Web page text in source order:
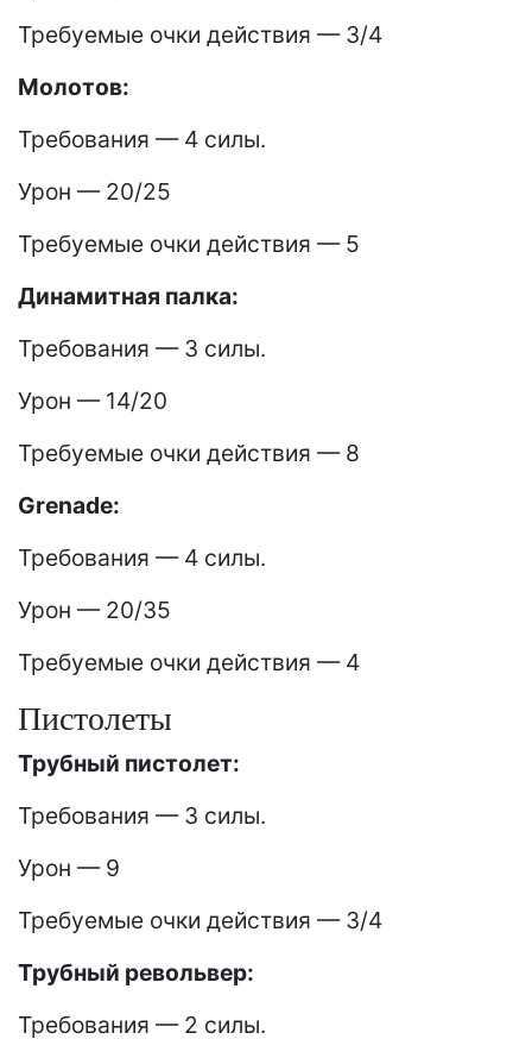
Требуемые очки действия — 3/4
Молотов:
Требования — 4 силы.
Урон — 20/25
Требуемые очки действия — 5
Динамитная палка:
Требования — 3 силы.
Урон — 14/20
Требуемые очки действия — 8
Grenade:
Требования — 4 силы.
Урон — 20/35
Требуемые очки действия — 4
Пистолеты
Трубный пистолет:
Требования — 3 силы.
Урон — 9
Требуемые очки действия — 3/4
Трубный револьвер:
Требования — 2 силы.